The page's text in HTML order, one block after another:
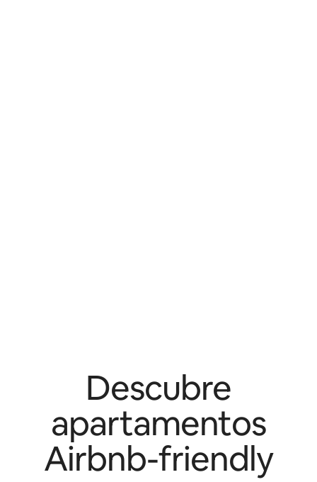
Descubre
apartamentos
Airbnb-friendly